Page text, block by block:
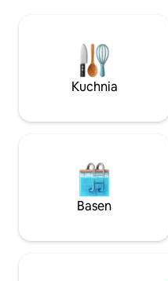
rozpocząć tuż przy domku.
miłośników wędkarstwa:
nieograniczona liczba sesji
spokoju. Ogrodzona
Kuchnia
Basen